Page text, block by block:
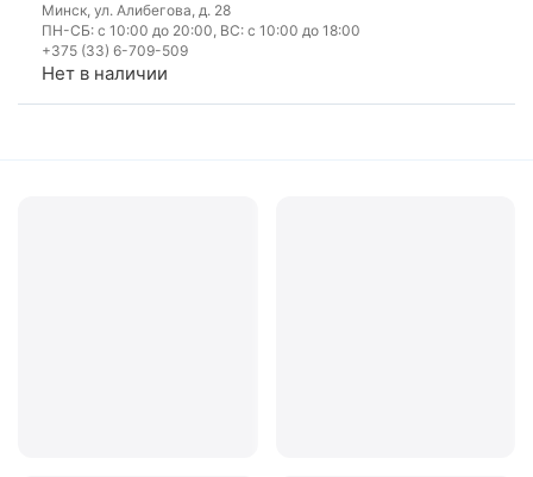
Минск, ул. Алибегова, д. 28
ПН-СБ: с 10:00 до 20:00, ВС: с 10:00 до 18:00
+375 (33) 6-709-509
Нет в наличии